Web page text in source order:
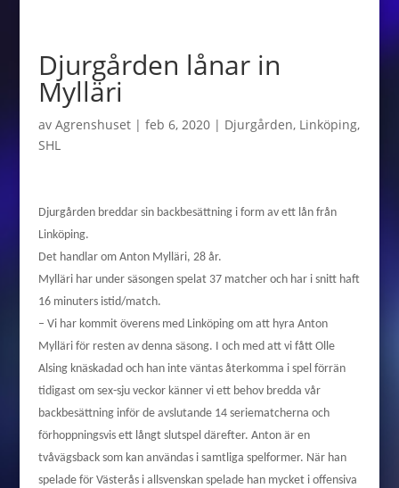
Djurgården lånar in
Mylläri
av Agrenshuset| feb 6, 2020| Djurgården, Linköping,
SHL
Djurgården breddar sin backbesättning i form av ett lån från
Linköping.
Det handlar om Anton Mylläri, 28 år.
Mylläri har under säsongen spelat 37 matcher och har i snitt haft
16 minuters istid/match.
– Vi har kommit överens med Linköping om att hyra Anton
Mylläri för resten av denna säsong. I och med att vi fått Olle
Alsing knäskadad och han inte väntas återkomma i spel förrän
tidigast om sex-sju veckor känner vi ett behov bredda vår
backbesättning inför de avslutande 14 seriematcherna och
förhoppningsvis ett långt slutspel därefter. Anton är en
tvåvägsback som kan användas i samtliga spelformer. När han
spelade för Västerås i allsvenskan spelade han mycket i offensiva